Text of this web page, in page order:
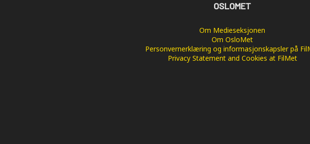
OSLOMET
Om Medieseksjonen
Om OsloMet
Personvernerklæring og informasjonskapsler på
Privacy Statement and Cookies at FilMet